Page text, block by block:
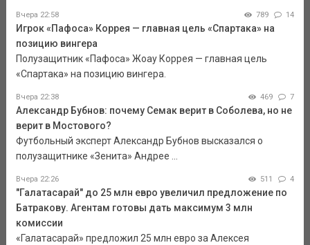
Вчера 22:58 789 14
Игрок «Пафоса» Коррея — главная цель «Спартака» на
позицию вингера
Полузащитник «Пафоса» Жоау Коррея — главная цель
«Спартака» на позицию вингера.
Вчера 22:38 469 7
Александр Бубнов: почему Семак верит в Соболева, но не
верит в Мостового?
Футбольный эксперт Александр Бубнов высказался о
полузащитнике «Зенита» Андрее ...
Вчера 22:26 511 4
"Галатасарай" до 25 млн евро увеличил предложение по
Батракову. Агентам готовы дать максимум 3 млн
комиссии
«Галатасарай» предложил 25 млн евро за Алексея